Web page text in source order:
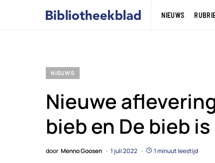
NIEUWS
NIEUWS
Nieuwe
bieb en De bieb
door Menno Goosen 1 juli 2022 1 minuut leestijd